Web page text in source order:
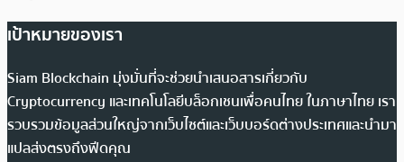
เป้าหมายของเรา
Siam Blockchain มุ่งมั่นที่จะช่วยนำเสนอสารเกี่ยวกับ
Cryptocurrency และเทคโนโลยีบล็อกเชนเพื่อคนไทย ในภาษาไทย เรา
รวบรวมข้อมูลส่วนใหญ่จากเว็บไซต์และเว็บบอร์ดต่างประเทศและนำมา
แปลส่งตรงถึงฟีดคุณ